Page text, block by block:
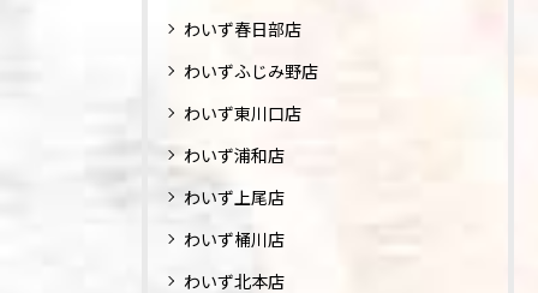
わいず春日部店
わいずふじみ野店
わいず東川口店
わいず浦和店
わいず上尾店
わいず桶川店
わいず北本店